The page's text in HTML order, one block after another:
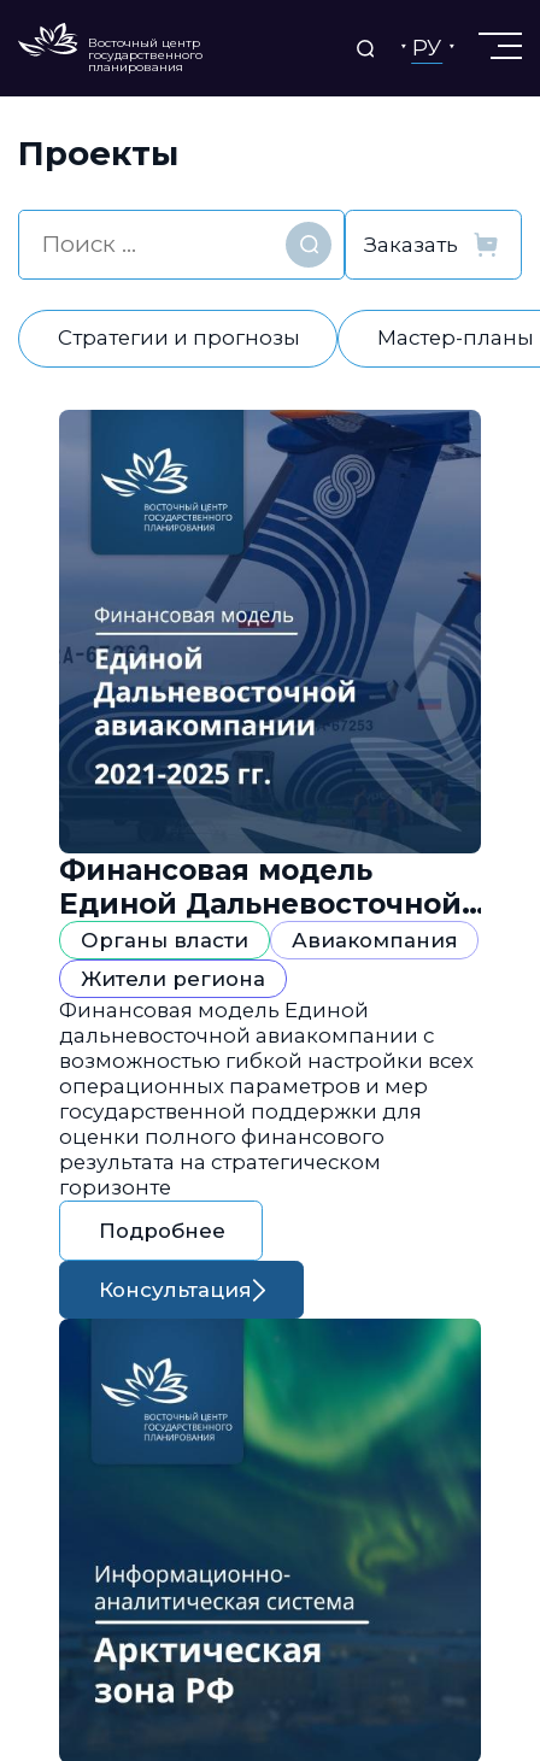
Восточный центр
государственного
планирования
РУ
Проекты
Найти
Стратегии и прогнозы Мастер-планы
Финансовая модель
Единой Дальневосточной
авиакомпании
Органы власти
Авиакомпания
Жители региона
Финансовая модель Единой
дальневосточной авиакомпании с
возможностью гибкой настройки всех
операционных параметров и мер
государственной поддержки для
оценки полного финансового
результата на стратегическом
горизонте
Подробнее
Консультация